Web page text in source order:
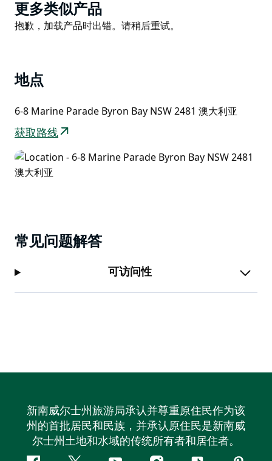
Product
List
更多类似产品
Product
抱歉，加载产品时出错。请稍后重试。
地点
6-8 Marine Parade Byron Bay NSW 2481 澳大利亚
获取路线
常见问题解答
可访问性
新南威尔士州旅游局承认并尊重原住民作为该
州的首批居民和民族，并承认原住民是新南威
尔士州土地和水域的传统所有者和居住者。